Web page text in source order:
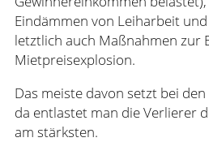
Eindämmen von Leiharbeit
letztlich auch Maßnahmen zur
Mietpreisexplosion.
Das meiste davon setzt bei
da entlastet man die Verlierer
am stärksten.